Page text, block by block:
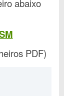
abaixo
PDF)